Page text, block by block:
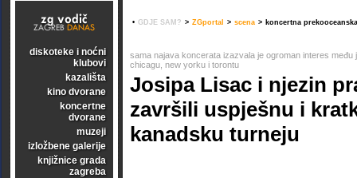
diskoteke i noćni
klubovi
kazališta
kino dvorane
koncertne
dvorane
muzeji
izložbene galerije
knjižnice grada
zagreba
• GDJE SAM? > ZGportal > scena > koncertna
sama najava koncerata izazvala je ogroman interes
chicagu, new yorku i torontu
Josipa Lisac i njezin
završili uspješnu i
kanadsku turneju